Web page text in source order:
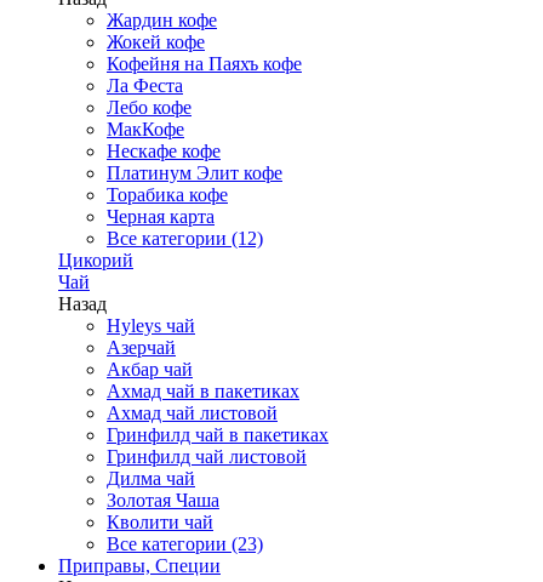
Жардин кофе
Жокей кофе
Кофейня на Паяхъ кофе
Ла Феста
Лебо кофе
МакКофе
Нескафе кофе
Платинум Элит кофе
Торабика кофе
Черная карта
Все категории (12)
Цикорий
Чай
Назад
Hyleys чай
Азерчай
Акбар чай
Ахмад чай в пакетиках
Ахмад чай листовой
Гринфилд чай в пакетиках
Гринфилд чай листовой
Дилма чай
Золотая Чаша
Кволити чай
Все категории (23)
Приправы, Специи